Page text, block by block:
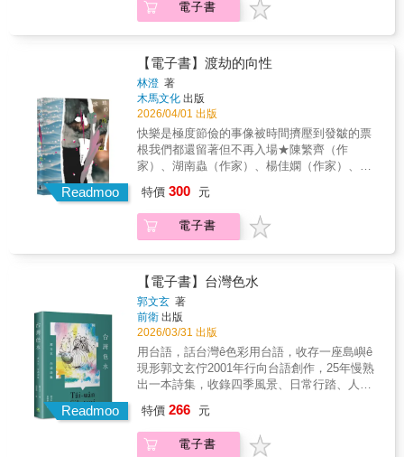
隸屬前瞻及內觀。汪啟疆藉由詩句，滔滔不斷
如浪花，拍打出晶瑩的水珠，企圖呈現出人與
大海的歸納和血脈，不只寫海更是寫人。本書
獲高雄市政府文化局2025書寫高雄出版獎助
集汪啟疆用生命馳騁在星圖與羅盤交織的無垠
與大海結下不解之緣。退役後筆耕不輟，便為
喜愛的海洋留下一部美好詩集。全書分六大部
分，蘊含滄海桑田的陸地情懷，與舊情難捨的
海洋各樣回憶、體認。「我和我們的大海」從
以四首長詩描繪海上的風光；在「某尾獨角鯨
生涯」訴說海的詭變及盼望；「靈魂和鹽屑時
間」試圖將浩瀚凝結在詩句中；而「回頭就凝
作了鹽柱」則是抒發內心世界，以及海陸之間
的人間憧憬；而「海橫在膝上對談」記載人、
隸屬前瞻及內觀。汪啟疆藉由詩句，滔滔不斷
如浪花，拍打出晶瑩的水珠，企圖呈現出人與
大海的歸納和血脈，不只寫海更是寫人。本書
獲高雄市政府文化局2025書寫高雄出版獎助
電子書
Readmoo
【電子書】渡劫的向性
林澄 著
木馬文化 出版
2026/04/01 出版
快樂是極度節儉的事像被時間擠壓到發皺的票
根我們都還留著但不再入場★陳繁齊（作
家）、湖南蟲（作家）、楊佳嫻（作家）、羅
活著，是為了滿足他人的期待；死後安放在棺
槨裡，也是他人對我們最後的安排。之間多少
劫難？多少瀕死的嚮往？撲向劫難，或許是人
過萬千劫難，才能成為更好的自己。
特價 300 元
電子書
Readmoo
【電子書】台灣色水
郭文玄 著
前衛 出版
2026/03/31 出版
用台語，話台灣ê色彩用台語，收存一座島嶼ê
現形郭文玄佇2001年行向台語創作，25年慢熟
出一本詩集，收錄四季風景、日常行踏、人文
ê風，也寫一代一代ê台灣人。詩人ê筆，親像水
彩，一層一層點畫、渲染，描摹出心肝總是數
念ê、屬於台灣ê色水。有時深，有時清，每一
特價 266 元
電子書